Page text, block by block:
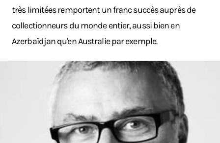
très limitées remportent un franc succès auprès de
collectionneurs du monde entier, aussi bien en
Azerbaïdjan qu'en Australie par exemple.